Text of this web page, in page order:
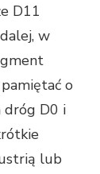
D11
w
o
dróg D0 i
lub